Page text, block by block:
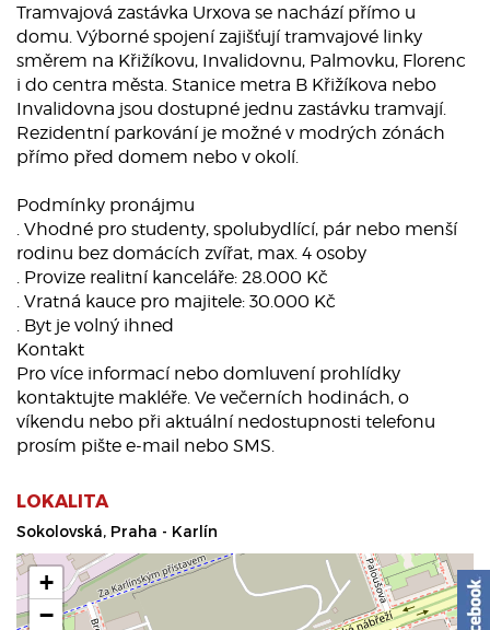
Tramvajová zastávka Urxova se nachází přímo u
domu. Výborné spojení zajišťují tramvajové linky
směrem na Křižíkovu, Invalidovnu, Palmovku, Florenc
i do centra města. Stanice metra B Křižíkova nebo
Invalidovna jsou dostupné jednu zastávku tramvají.
Rezidentní parkování je možné v modrých zónách
přímo před domem nebo v okolí.
Podmínky pronájmu
. Vhodné pro studenty, spolubydlící, pár nebo menší
rodinu bez domácích zvířat, max. 4 osoby
. Provize realitní kanceláře: 28.000 Kč
. Vratná kauce pro majitele: 30.000 Kč
. Byt je volný ihned
Kontakt
Pro více informací nebo domluvení prohlídky
kontaktujte makléře. Ve večerních hodinách, o
víkendu nebo při aktuální nedostupnosti telefonu
prosím pište e-mail nebo SMS.
LOKALITA
Sokolovská, Praha - Karlín
+
−